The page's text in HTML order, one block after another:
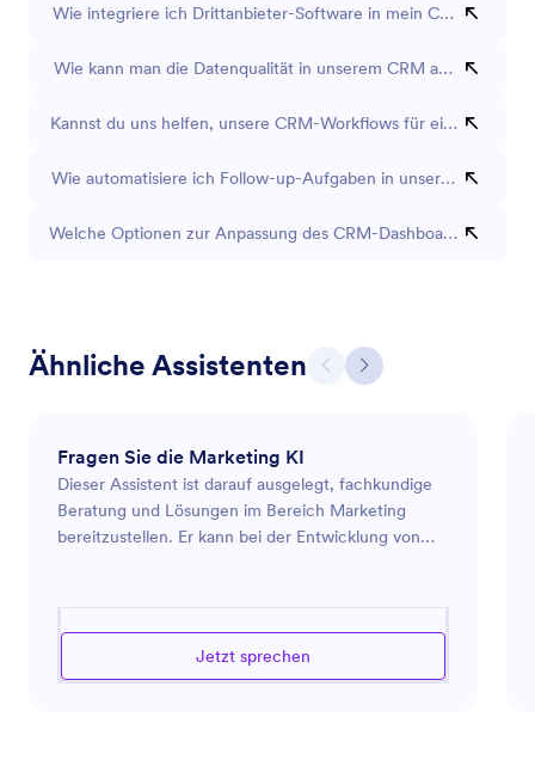
Wie integriere ich Drittanbieter-Software in mein CRM?
Wie kann man die Datenqualität in unserem CRM am besten
Kannst du uns helfen, unsere CRM-Workflows für eine bessere
Wie automatisiere ich Follow-up-Aufgaben in unserem CRM-
Welche Optionen zur Anpassung des CRM-Dashboards gibt es?
Ähnliche Assistenten
Fragen Sie die Marketing KI
Dieser Assistent ist darauf ausgelegt, fachkundige
Beratung und Lösungen im Bereich Marketing
bereitzustellen. Er kann bei der Entwicklung von
Markt bringen, die Online-Präsenz Ihrer Marke
verbessern oder Wege suchen, um Ihre Zielgruppe
Jetzt sprechen